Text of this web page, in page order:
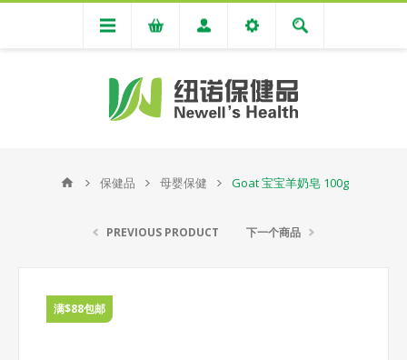
保健品 母婴保健 Goat 宝宝羊奶皂 100g
PREVIOUS PRODUCT 下一个商品
满$88包邮